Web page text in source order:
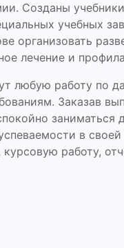
Созданы
учебных
организовать
лечение и
любую работу по
Заказав
заниматься
в
курсовую работу,